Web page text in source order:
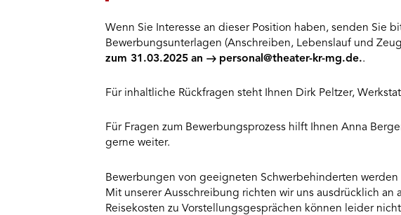
Wenn Sie Interesse an dieser Position haben, senden Sie
Bewerbungsunterlagen (Anschreiben, Lebenslauf und
zum 31.03.2025 an personal@theater-kr-mg.de..
Für inhaltliche Rückfragen steht Ihnen Dirk Peltzer,
Für Fragen zum Bewerbungsprozess hilft Ihnen Anna
gerne weiter.
Bewerbungen von geeigneten Schwerbehinderten
Mit unserer Ausschreibung richten wir uns ausdrücklich an
Reisekosten zu Vorstellungsgesprächen können leider